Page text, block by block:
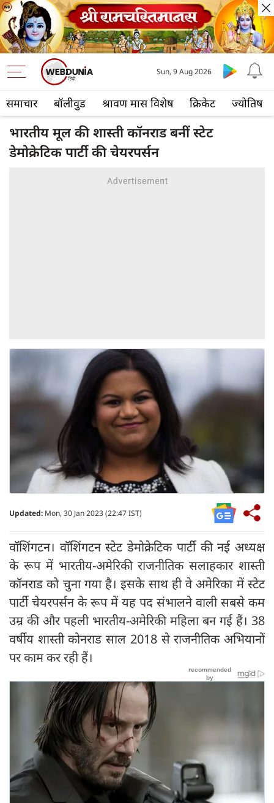
समाचार बॉलीवुड श्रावण मास विशेष क्रिकेट ज्योतिष
Sun, 9 Aug 2026
भारतीय मूल की शास्ती कॉनराड बनीं स्टेट
डेमोक्रेटिक पार्टी की चेयरपर्सन
Updated: Mon, 30 Jan 2023 (22:47 IST)
वॉशिंगटन। वॉशिंगटन स्टेट डेमोक्रेटिक पार्टी की नई अध्यक्ष
के रूप में भारतीय-अमेरिकी राजनीतिक सलाहकार शास्ती
कॉनराड को चुना गया है। इसके साथ ही वे अमेरिका में स्टेट
पार्टी चेयरपर्सन के रूप में यह पद संभालने वाली सबसे कम
उम्र की और पहली भारतीय-अमेरिकी महिला बन गई हैं। 38
वर्षीय शास्ती कोनराड साल 2018 से राजनीतिक अभियानों
पर काम कर रही हैं।